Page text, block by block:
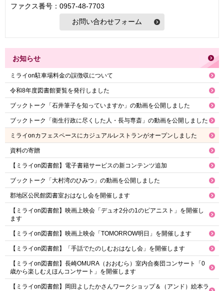
ファクス番号：0957-48-7703
お知らせ
ミライon駐車場料金の誤徴収について
令和8年度図書館要覧を発行しました
ブックトーク「石井筆子を知っていますか」の動画を公開しました
ブックトーク「衛生行政に尽くした人・長与専斎」の動画を公開しました
ミライonカフェスペースにカジュアルレストランがオープンしました
資料の寄贈
【ミライon図書館】電子書籍サービスの新コンテンツ追加
ブックトーク「大村湾のひみつ」の動画を公開しました
郡地区公民館図書室おはなし会を開催します
【ミライon図書館】映画上映会「デュオ2分の1のピアニスト」を開催し
ます
【ミライon図書館】映画上映会「TOMORROW明日」を開催します
【ミライon図書館】「手話でたのしむおはなし会」を開催します
【ミライon図書館】長崎OMURA（おおむら）室内合奏団コンサート「0
歳から楽しむえほんコンサート」を開催します
【ミライon図書館】岡田よしたかさんワークショップ＆（アンド）絵本ラ